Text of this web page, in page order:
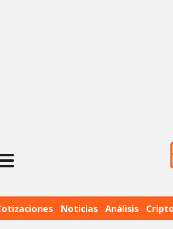
Noticias Análisis